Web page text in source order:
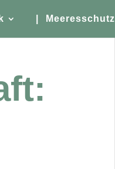
| Meeresschutz